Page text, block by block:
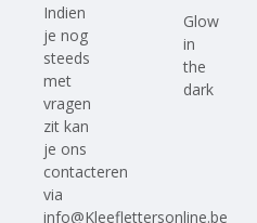
Indien
je nog
steeds
met
vragen
zit kan
je ons
contacteren
via
info@Kleeflettersonline.be
Glow
in
the
dark